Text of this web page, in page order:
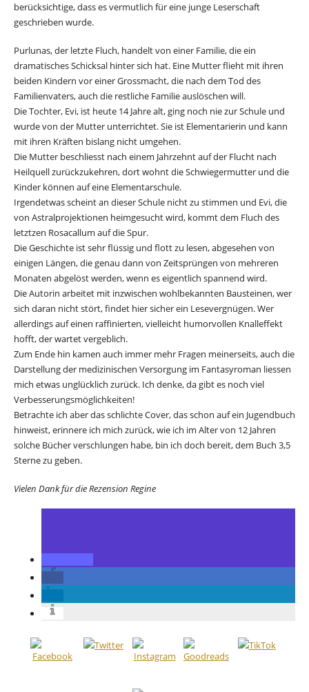
berücksichtige, dass es vermutlich für eine junge Leserschaft
geschrieben wurde.
Purlunas, der letzte Fluch, handelt von einer Familie, die ein
dramatisches Schicksal hinter sich hat. Eine Mutter flieht mit ihren
beiden Kindern vor einer Grossmacht, die nach dem Tod des
Familienvaters, auch die restliche Familie auslöschen will.
Die Tochter, Evi, ist heute 14 Jahre alt, ging noch nie zur Schule und
wurde von der Mutter unterrichtet. Sie ist Elementarierin und kann
mit ihren Kräften bislang nicht umgehen.
Die Mutter beschliesst nach einem Jahrzehnt auf der Flucht nach
Heilquell zurückzukehren, dort wohnt die Schwiegermutter und die
Kinder können auf eine Elementarschule.
Irgendetwas scheint an dieser Schule nicht zu stimmen und Evi, die
von Astralprojektionen heimgesucht wird, kommt dem Fluch des
letztzen Rosacallum auf die Spur.
Die Geschichte ist sehr flüssig und flott zu lesen, abgesehen von
einigen Längen, die genau dann von Zeitsprüngen von mehreren
Monaten abgelöst werden, wenn es eigentlich spannend wird.
Die Autorin arbeitet mit inzwischen wohlbekannten Bausteinen, wer
sich daran nicht stört, findet hier sicher ein Lesevergnügen. Wer
allerdings auf einen raffinierten, vielleicht humorvollen Knalleffekt
hofft, der wartet vergeblich.
Zum Ende hin kamen auch immer mehr Fragen meinerseits, auch die
Darstellung der medizinischen Versorgung im Fantasyroman liessen
mich etwas unglücklich zurück. Ich denke, da gibt es noch viel
Verbesserungsmöglichkeiten!
Betrachte ich aber das schlichte Cover, das schon auf ein Jugendbuch
hinweist, erinnere ich mich zurück, wie ich im Alter von 12 Jahren
solche Bücher verschlungen habe, bin ich doch bereit, dem Buch 3,5
Sterne zu geben.
Vielen Dank für die Rezension Regine